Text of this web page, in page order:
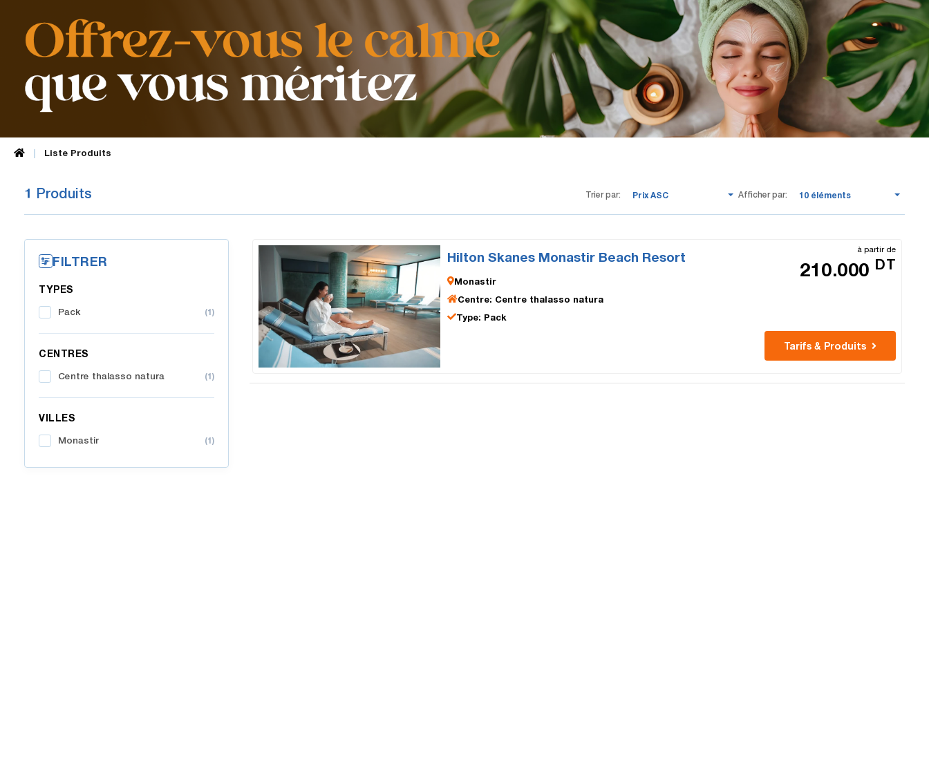
Liste Produits
1 Produits Trier par: Prix ASC Afficher par: 10 éléments
FILTRER
TYPES
Pack (1)
CENTRES
Centre thalasso natura (1)
VILLES
Monastir (1)
Hilton Skanes Monastir Beach Resort
Monastir
Centre: Centre thalasso natura
Type: Pack
à partir de
210.000 DT
Tarifs & Produits